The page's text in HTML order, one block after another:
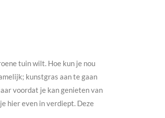
tuin wilt. Hoe kun je nou
kunstgras aan te gaan
voordat je kan genieten van
hier even in verdiept. Deze